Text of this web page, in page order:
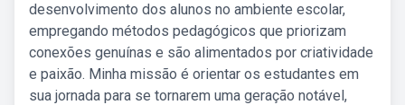
desenvolvimento dos alunos no ambiente escolar,
empregando métodos pedagógicos que priorizam
conexões genuínas e são alimentados por criatividade
e paixão. Minha missão é orientar os estudantes em
sua jornada para se tornarem uma geração notável,